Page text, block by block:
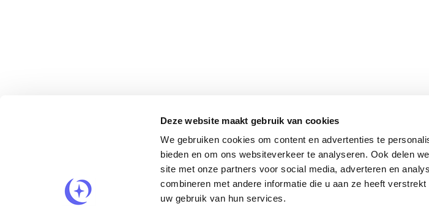
Deze website maakt gebruik van cookies
We gebruiken cookies om content en advertenties te
bieden en om ons websiteverkeer te analyseren. Ook delen
site met onze partners voor social media, adverteren en
combineren met andere informatie die u aan ze heeft
uw gebruik van hun services.